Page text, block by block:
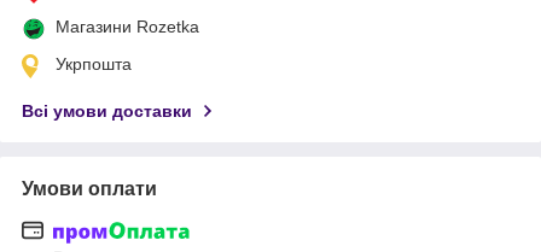
Магазини Rozetka
Укрпошта
Всі умови доставки
Умови оплати